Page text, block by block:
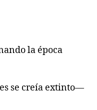
la época
se creía extinto—